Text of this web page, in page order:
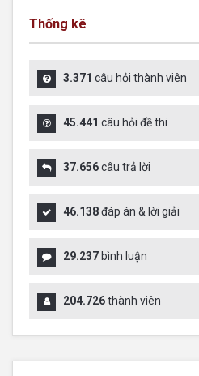
Thống kê
3.371 câu hỏi thành viên
45.441 câu hỏi đề thi
37.656câu trả lời
46.138đáp án & lời giải
29.237 bình luận
204.726thành viên